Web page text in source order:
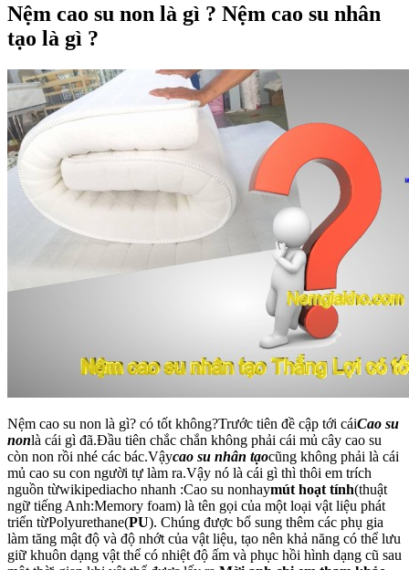
Nệm cao su non là gì ? Nệm cao su nhân
tạo là gì ?
Nệm cao su non là gì? có tốt không?Trước tiên đề cập tới cáiCao su
nonlà cái gì đã.Đầu tiên chắc chắn không phải cái mủ cây cao su
còn non rồi nhé các bác.Vậycao su nhân tạocũng không phải là cái
mủ cao su con người tự làm ra.Vậy nó là cái gì thì thôi em trích
nguồn từwikipediacho nhanh :Cao su nonhaymút hoạt tính(thuật
ngữ tiếng Anh:Memory foam) là tên gọi của một loại vật liệu phát
triển từPolyurethane(PU). Chúng được bổ sung thêm các phụ gia
làm tăng mật độ và độ nhớt của vật liệu, tạo nên khả năng có thể lưu
giữ khuôn dạng vật thể có nhiệt độ ấm và phục hồi hình dạng cũ sau